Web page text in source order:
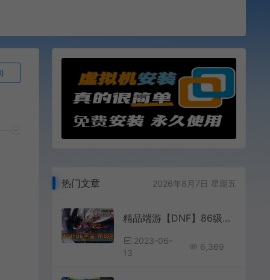
热门文章 2026年8月7日 星期五
精品端游【DNF】86级黑金第8版女鬼剑魔枪士男法师暗夜使者罗特斯攻坚虚拟机一键端GM网游单机
2023-06-
13
6,369